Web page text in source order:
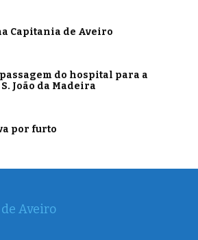
Capitania de Aveiro
do hospital para a
João da Madeira
por furto